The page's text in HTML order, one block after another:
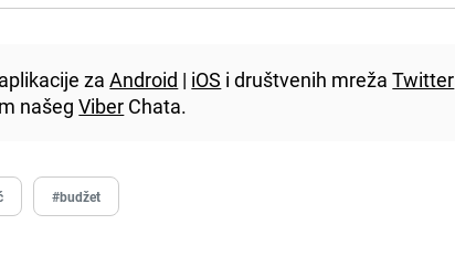
zaAndroid | iOS i društvenih mrežaTwitter
našegViber Chata.
#budžet